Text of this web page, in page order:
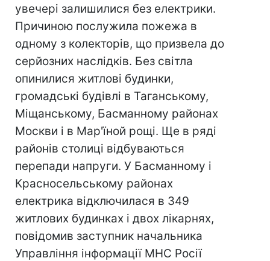
увечері залишилися без електрики.
Причиною послужила пожежа в
одному з колекторів, що призвела до
серйозних наслідків. Без світла
опинилися житлові будинки,
громадські будівлі в Таганському,
Міщанському, Басманному районах
Москви і в Мар'їной рощі. Ще в ряді
районів столиці відбуваються
перепади напруги. У Басманному і
Красносельському районах
електрика відключилася в 349
житлових будинках і двох лікарнях,
повідомив заступник начальника
Управління інформації МНС Росії